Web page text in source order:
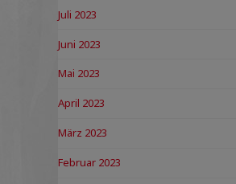
Juli 2023
Juni 2023
Mai 2023
April 2023
März 2023
Februar 2023